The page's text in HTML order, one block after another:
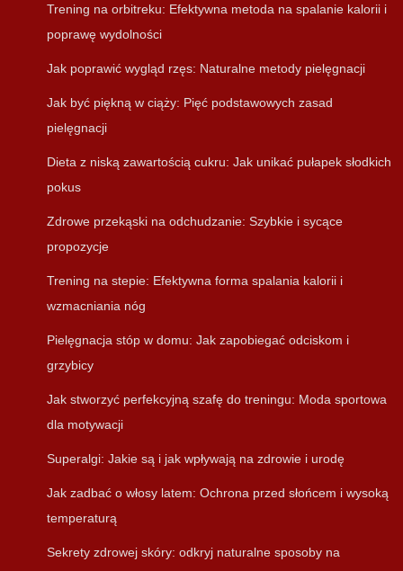
Trening na orbitreku: Efektywna metoda na spalanie kalorii i
poprawę wydolności
Jak poprawić wygląd rzęs: Naturalne metody pielęgnacji
Jak być piękną w ciąży: Pięć podstawowych zasad
pielęgnacji
Dieta z niską zawartością cukru: Jak unikać pułapek słodkich
pokus
Zdrowe przekąski na odchudzanie: Szybkie i sycące
propozycje
Trening na stepie: Efektywna forma spalania kalorii i
wzmacniania nóg
Pielęgnacja stóp w domu: Jak zapobiegać odciskom i
grzybicy
Jak stworzyć perfekcyjną szafę do treningu: Moda sportowa
dla motywacji
Superalgi: Jakie są i jak wpływają na zdrowie i urodę
Jak zadbać o włosy latem: Ochrona przed słońcem i wysoką
temperaturą
Sekrety zdrowej skóry: odkryj naturalne sposoby na